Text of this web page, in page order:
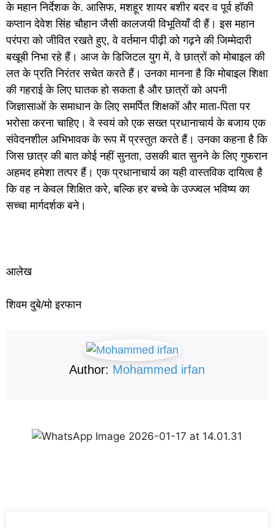
के महान निर्देशक के. आसिफ, मशहूर शायर बशीर बदर व पूर्व हॉकी
कप्तान देवेश सिंह चौहान जैसी कालजयी विभूतियाँ दी हैं। इस महान
परंपरा को जीवित रखते हुए, वे वर्तमान पीढ़ी को गढ़ने की जिम्मेदारी
बखूबी निभा रहे हैं। आज के डिजिटल युग में, वे छात्रों को मोबाइल की
लत के प्रति निरंतर सचेत करते हैं। उनका मानना है कि मोबाइल शिक्षा
की गहराई के लिए घातक हो सकता है और छात्रों को अपनी
जिज्ञासाओं के समाधान के लिए समर्पित शिक्षकों और माता-पिता पर
भरोसा करना चाहिए। वे स्वयं को एक सख्त प्रधानाचार्य के बजाय एक
संवेदनशील अभिभावक के रूप में प्रस्तुत करते हैं। उनका कहना है कि
जिस छात्र की बात कोई नहीं सुनता, उसकी बात सुनने के लिए गुफरान
अहमद हमेशा तत्पर हैं। एक प्रधानाचार्य का यही वास्तविक दायित्व है
कि वह न केवल शिक्षित करे, बल्कि हर बच्चे के उज्ज्वल भविष्य का
सच्चा मार्गदर्शक बने।
आलेख
शिवम दुबे/मो इरफान
Author: Mohammed irfan